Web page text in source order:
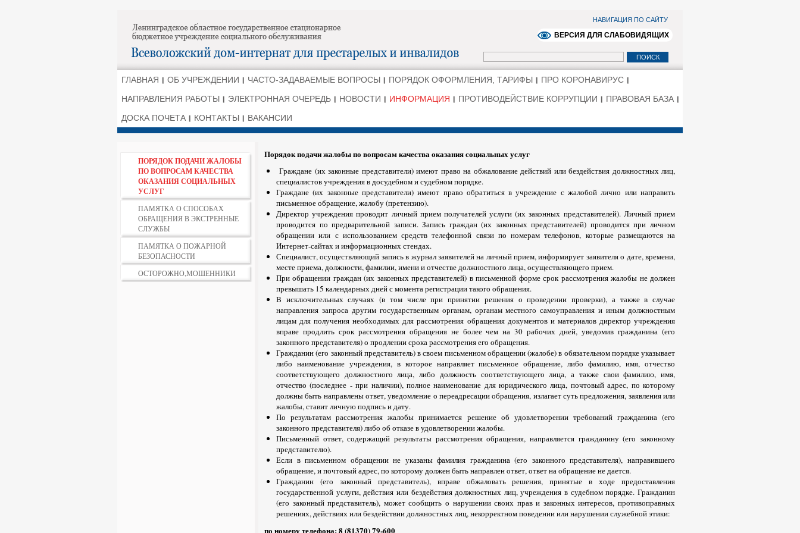
НАВИГАЦИЯ ПО САЙТУ
ВЕРСИЯ ДЛЯ СЛАБОВИДЯЩИХ
ГЛАВНАЯ ОБ УЧРЕЖДЕНИИ ЧАСТО-ЗАДАВАЕМЫЕ ВОПРОСЫ ПОРЯДОК ОФОРМЛЕНИЯ, ТАРИФЫ
ПРО КОРОНАВИРУС
НАПРАВЛЕНИЯ РАБОТЫ
ЭЛЕКТРОННАЯ ОЧЕРЕДЬ НОВОСТИ ИНФОРМАЦИЯ ПРОТИВОДЕЙСТВИЕ КОРРУПЦИИ
ПРАВОВАЯ БАЗА
ДОСКА ПОЧЕТА
КОНТАКТЫ ВАКАНСИИ
ПОРЯДОК ПОДАЧИ ЖАЛОБЫ
ПО ВОПРОСАМ КАЧЕСТВА
ОКАЗАНИЯ СОЦИАЛЬНЫХ
УСЛУГ
ПАМЯТКА О СПОСОБАХ
ОБРАЩЕНИЯ В ЭКСТРЕННЫЕ
СЛУЖБЫ
ПАМЯТКА О ПОЖАРНОЙ
БЕЗОПАСНОСТИ
ОСТОРОЖНО,МОШЕННИКИ
Порядок подачи жалобы по вопросам качества оказания социальных услуг
Граждане (их законные представители) имеют право на обжалование действий или бездействия должностных лиц,
специалистов учреждения в досудебном и судебном порядке.
Граждане (их законные представители) имеют право обратиться в учреждение с жалобой лично или направить
письменное обращение, жалобу (претензию).
Директор учреждения проводит личный прием получателей услуги (их законных представителей). Личный прием
проводится по предварительной записи. Запись граждан (их законных представителей) проводится при личном
обращении или с использованием средств телефонной связи по номерам телефонов, которые размещаются на
Интернет-сайтах и информационных стендах.
Специалист, осуществляющий запись в журнал заявителей на личный прием, информирует заявителя о дате, времени,
месте приема, должности, фамилии, имени и отчестве должностного лица, осуществляющего прием.
При обращении граждан (их законных представителей) в письменной форме срок рассмотрения жалобы не должен
превышать 15 календарных дней с момента регистрации такого обращения.
В исключительных случаях (в том числе при принятии решения о проведении проверки), а также в случае
направления запроса другим государственным органам, органам местного самоуправления и иным должностным
лицам для получения необходимых для рассмотрения обращения документов и материалов директор учреждения
вправе продлить срок рассмотрения обращения не более чем на 30 рабочих дней, уведомив гражданина (его
законного представителя) о продлении срока рассмотрения его обращения.
Гражданин (его законный представитель) в своем письменном обращении (жалобе) в обязательном порядке указывает
либо наименование учреждения, в которое направляет письменное обращение, либо фамилию, имя, отчество
соответствующего должностного лица, либо должность соответствующего лица, а также свои фамилию, имя,
отчество (последнее - при наличии), полное наименование для юридического лица, почтовый адрес, по которому
должны быть направлены ответ, уведомление о переадресации обращения, излагает суть предложения, заявления или
жалобы, ставит личную подпись и дату.
По результатам рассмотрения жалобы принимается решение об удовлетворении требований гражданина (его
законного представителя) либо об отказе в удовлетворении жалобы.
Письменный ответ, содержащий результаты рассмотрения обращения, направляется гражданину (его законному
представителю).
Если в письменном обращении не указаны фамилия гражданина (его законного представителя), направившего
обращение, и почтовый адрес, по которому должен быть направлен ответ, ответ на обращение не дается.
Гражданин (его законный представитель), вправе обжаловать решения, принятые в ходе предоставления
государственной услуги, действия или бездействия должностных лиц, учреждения в судебном порядке. Гражданин
(его законный представитель), может сообщить о нарушении своих прав и законных интересов, противоправных
решениях, действиях или бездействии должностных лиц, некорректном поведении или нарушении служебной этики:
по номеру телефона: 8 (81370) 79-600